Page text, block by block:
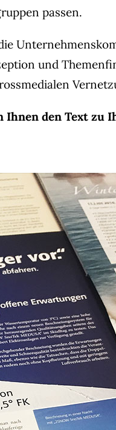
passen.
und
den Text zu